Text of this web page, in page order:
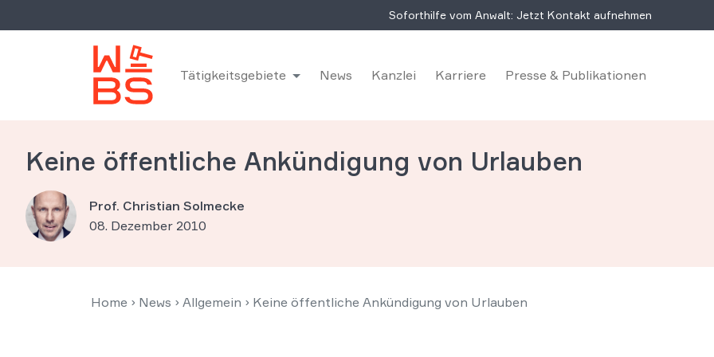
Soforthilfe vom Anwalt: Jetzt Kontakt aufnehmen
Tätigkeitsgebiete News Kanzlei Karriere Presse & Publikationen
Keine öffentliche Ankündigung von Urlauben
Prof. Christian Solmecke
08. Dezember 2010
Home › News › Allgemein › Keine öffentliche Ankündigung von Urlauben